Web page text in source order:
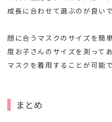
成長に合わせて選ぶのが良いで
顔に合うマスクのサイズを簡
度お子さんのサイズを測って
マスクを着用することが可能で
まとめ